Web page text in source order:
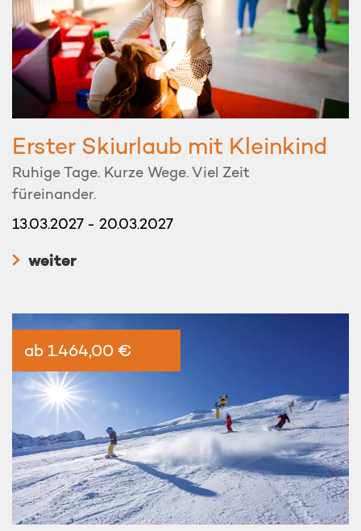
Erster Skiurlaub mit Kleinkind
Ruhige Tage. Kurze Wege. Viel Zeit
füreinander.
13.03.2027 - 20.03.2027
weiter
ab 1.464,00 €